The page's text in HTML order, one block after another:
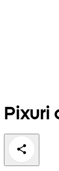
Pixuri